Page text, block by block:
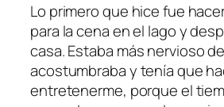
Lo primero que hice fue
para la cena en el lago y
casa. Estaba más nervioso
acostumbraba y tenía que
entretenerme, porque el